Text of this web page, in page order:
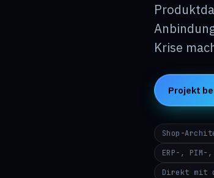
Krise
Projekt
Shop-
ERP-, PIM-
Direkt mit